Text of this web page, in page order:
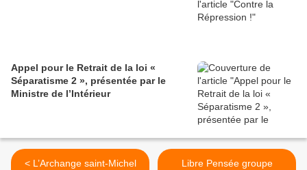
Appel pour le Retrait de la loi «
Séparatisme 2 », présentée par le
Ministre de l’Intérieur
< L’Archange saint-Michel
Libre Pensée groupe